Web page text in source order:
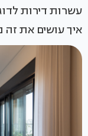
עשרות דירות
איך עושים את זה